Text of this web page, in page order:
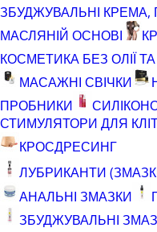
ЗБУДЖУВАЛЬНІ КРЕМА,
МАСЛЯНІЙ ОСНОВІ
КОСМЕТИКА БЕЗ ОЛІЇ
МАСАЖНІ СВІЧКИ
ПРОБНИКИ
СТИМУЛЯТОРИ ДЛЯ
КРОСДРЕСИНГ
ЛУБРИКАНТИ
АНАЛЬНІ ЗМАЗКИ
ЗБУДЖУВАЛЬНІ